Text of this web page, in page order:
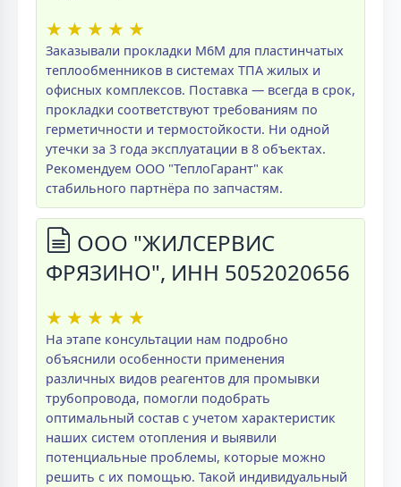
★ ★ ★ ★ ★
Заказывали прокладки M6M для пластинчатых
теплообменников в системах ТПА жилых и
офисных комплексов. Поставка — всегда в срок,
прокладки соответствуют требованиям по
герметичности и термостойкости. Ни одной
утечки за 3 года эксплуатации в 8 объектах.
Рекомендуем ООО "ТеплоГарант" как
стабильного партнёра по запчастям.
ООО "ЖИЛСЕРВИС
ФРЯЗИНО", ИНН 5052020656
★ ★ ★ ★ ★
На этапе консультации нам подробно
объяснили особенности применения
различных видов реагентов для промывки
трубопровода, помогли подобрать
оптимальный состав с учетом характеристик
наших систем отопления и выявили
потенциальные проблемы, которые можно
решить с их помощью. Такой индивидуальный